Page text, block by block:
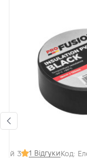
3,6×370 мм
1 ВідгукиКод: